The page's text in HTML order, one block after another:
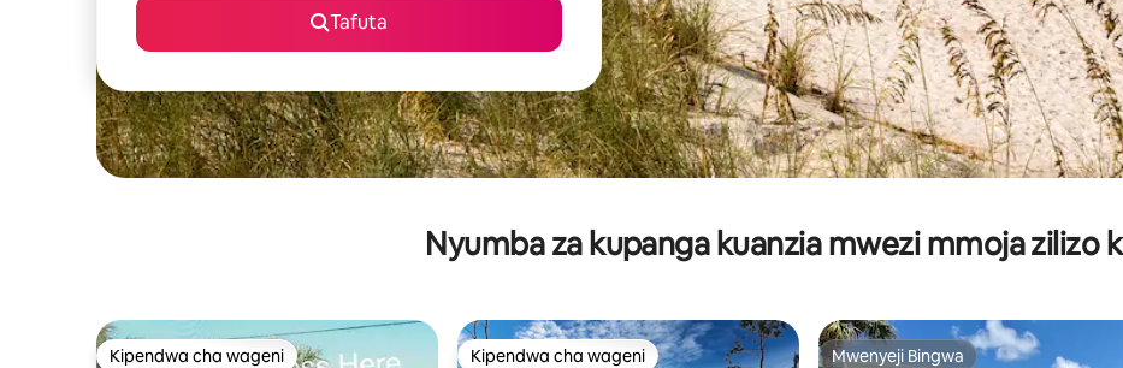
Tafuta
Nyumba za kupanga kuanzia mwezi mmoja zilizo
Kipendwa cha wageni Kipendwa cha wageni Mwenyeji Bingwa